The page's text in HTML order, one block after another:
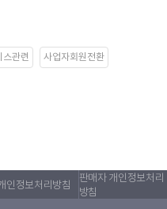
스관련 사업자회원전환
인정보처리방침
판매자 개인정보처리
방침